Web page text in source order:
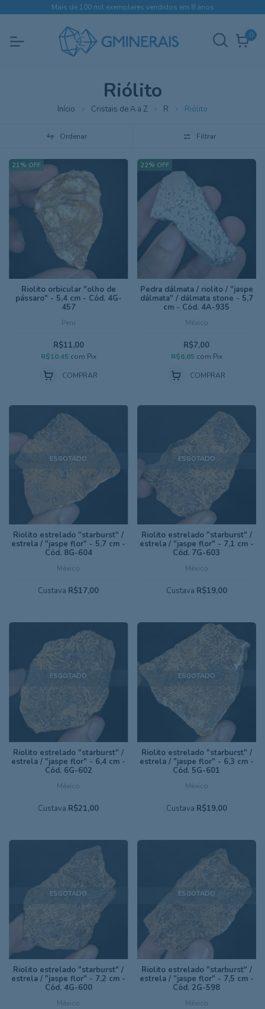
Mais de 100 mil exemplares vendidos em 8 anos
0
Riólito
Início Cristais de A a Z R Riólito
Ordenar Filtrar
21% OFF
Peru
Riolito orbicular "olho de
pássaro" - 5,4 cm - Cód. 4G-
457
R$11,00
R$10,45 com Pix
COMPRAR
22% OFF
México
Pedra dálmata / riolito / "jaspe
dálmata" / dálmata stone - 5,7
cm - Cód. 4A-935
R$7,00
R$6,65 com Pix
COMPRAR
ESGOTADO
México
Riolito estrelado "starburst" /
estrela / "jaspe flor" - 5,7 cm -
Cód. 8G-604
Custava R$17,00
ESGOTADO
México
Riolito estrelado "starburst" /
estrela / "jaspe flor" - 7,1 cm -
Cód. 7G-603
Custava R$19,00
ESGOTADO
México
Riolito estrelado "starburst" /
estrela / "jaspe flor" - 6,4 cm -
Cód. 6G-602
Custava R$21,00
ESGOTADO
México
Riolito estrelado "starburst" /
estrela / "jaspe flor" - 6,3 cm -
Cód. 5G-601
Custava R$19,00
ESGOTADO
México
Riolito estrelado "starburst" /
estrela / "jaspe flor" - 7,2 cm -
Cód. 4G-600
ESGOTADO
México
Riolito estrelado "starburst" /
estrela / "jaspe flor" - 7,5 cm -
Cód. 2G-598